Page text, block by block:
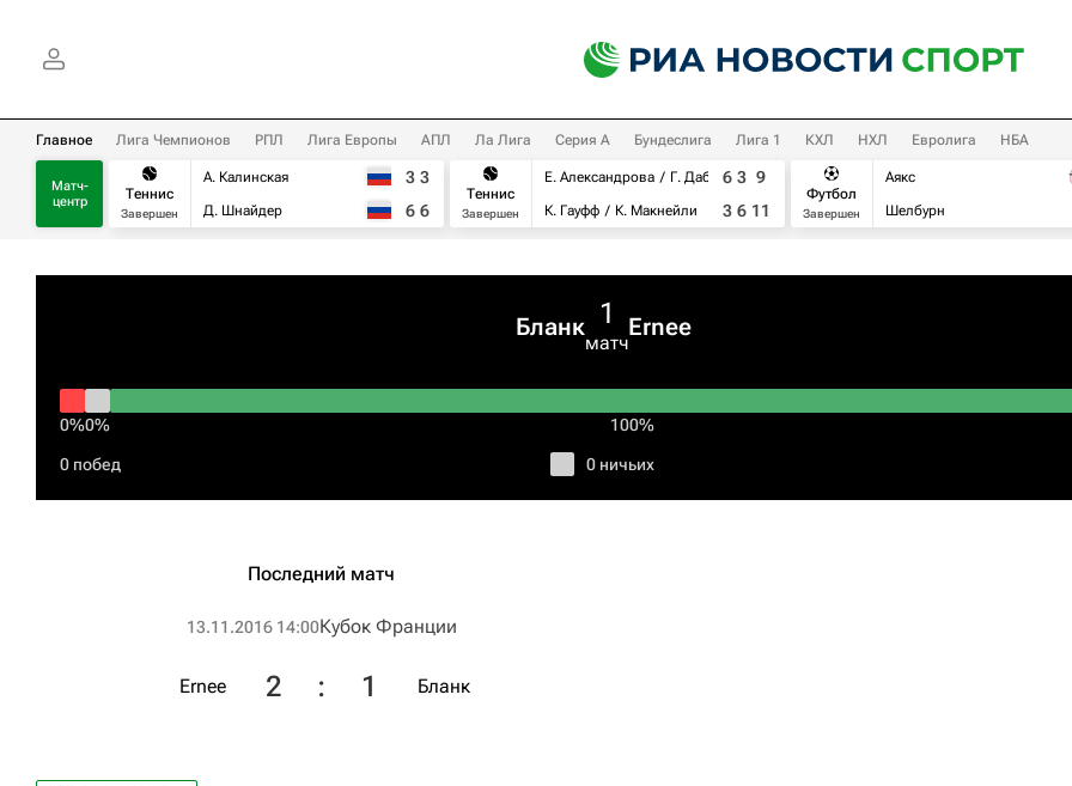
Главное Лига Чемпионов РПЛ Лига Европы АПЛ Ла Лига Серия А Бундеслига Лига 1 КХЛ НХЛ Евролига НБА
Матч-
центр
Теннис
Завершен
А. Калинская
Д. Шнайдер
3 3
6 6
Теннис
Завершен
Е. Александрова
Г. Дабровски
К. Гауфф
К. Макнейли
6 3 9
3 6 11
Футбол
Завершен
Аякс
Шелбурн
Бланк 1
матч
Ernee
0%0% 100%
0 побед 0 ничьих
Последний матч
13.11.2016 14:00Кубок Франции
Ernee 2 : 1 Бланк